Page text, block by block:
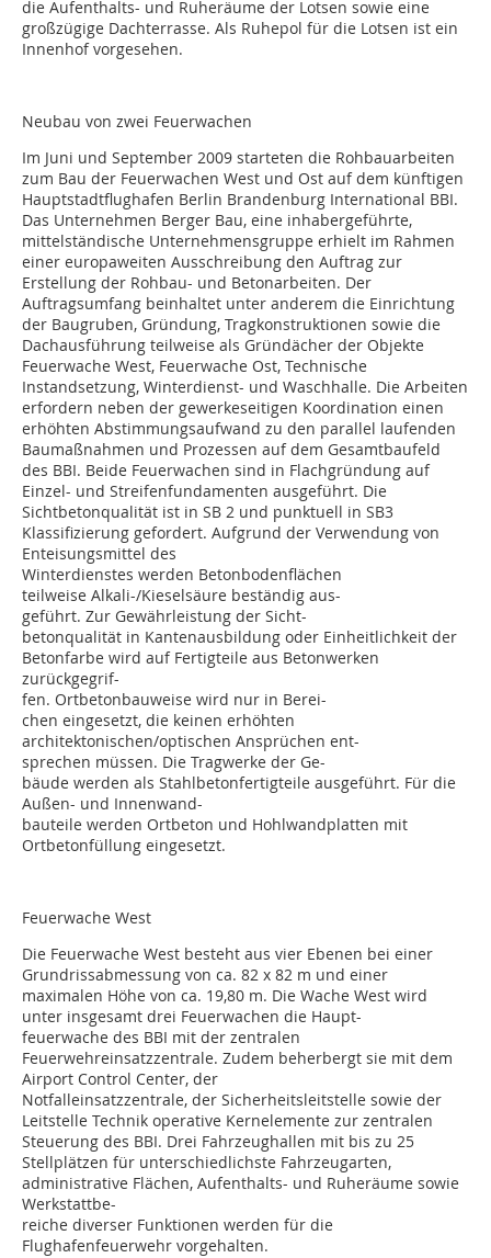
die Aufenthalts- und Ruheräume der Lotsen sowie eine
großzügige Dachterrasse. Als Ruhepol für die Lotsen ist ein
Innenhof vorgesehen.
Neubau von zwei Feuerwachen
Im Juni und September 2009 starteten die Rohbauarbeiten
zum Bau der Feuerwachen West und Ost auf dem künftigen
Hauptstadtflughafen Berlin Brandenburg International BBI.
Das Unternehmen Berger Bau, eine inhabergeführte,
mittelständische Unternehmensgruppe erhielt im Rahmen
einer europaweiten Ausschreibung den Auftrag zur
Erstellung der Rohbau- und Betonarbeiten. Der
Auftragsumfang beinhaltet unter anderem die Einrichtung
der Baugruben, Gründung, Tragkonstruktionen sowie die
Dachausführung teilweise als Gründächer der Objekte
Feuerwache West, Feuerwache Ost, Technische
Instandsetzung, Winterdienst- und Waschhalle. Die Arbeiten
erfordern neben der gewerkeseitigen Koordination einen
erhöhten Abstimmungsaufwand zu den parallel laufenden
Baumaßnahmen und Prozessen auf dem Gesamtbaufeld
des BBI. Beide Feuerwachen sind in Flachgründung auf
Einzel- und Streifenfundamenten ausgeführt. Die
Sichtbetonqualität ist in SB 2 und punktuell in SB3
Klassifizierung gefordert. Aufgrund der Verwendung von
Enteisungsmittel des
Winterdienstes werden Betonbodenflächen
teilweise Alkali-/Kieselsäure beständig aus-
geführt. Zur Gewährleistung der Sicht-
betonqualität in Kantenausbildung oder Einheitlichkeit der
Betonfarbe wird auf Fertigteile aus Betonwerken
zurückgegrif-
fen. Ortbetonbauweise wird nur in Berei-
chen eingesetzt, die keinen erhöhten
architektonischen/optischen Ansprüchen ent-
sprechen müssen. Die Tragwerke der Ge-
bäude werden als Stahlbetonfertigteile ausgeführt. Für die
Außen- und Innenwand-
bauteile werden Ortbeton und Hohlwandplatten mit
Ortbetonfüllung eingesetzt.
Feuerwache West
Die Feuerwache West besteht aus vier Ebenen bei einer
Grundrissabmessung von ca. 82 x 82 m und einer
maximalen Höhe von ca. 19,80 m. Die Wache West wird
unter insgesamt drei Feuerwachen die Haupt-
feuerwache des BBI mit der zentralen
Feuerwehreinsatzzentrale. Zudem beherbergt sie mit dem
Airport Control Center, der
Notfalleinsatzzentrale, der Sicherheitsleitstelle sowie der
Leitstelle Technik operative Kernelemente zur zentralen
Steuerung des BBI. Drei Fahrzeughallen mit bis zu 25
Stellplätzen für unterschiedlichste Fahrzeugarten,
administrative Flächen, Aufenthalts- und Ruheräume sowie
Werkstattbe-
reiche diverser Funktionen werden für die
Flughafenfeuerwehr vorgehalten.